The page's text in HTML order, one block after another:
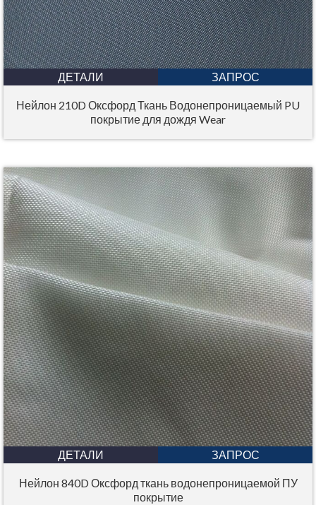
ДЕТАЛИ ЗАПРОС
Нейлон 210D Оксфорд Ткань Водонепроницаемый PU
покрытие для дождя Wear
ДЕТАЛИ ЗАПРОС
Нейлон 840D Оксфорд ткань водонепроницаемой ПУ
покрытие